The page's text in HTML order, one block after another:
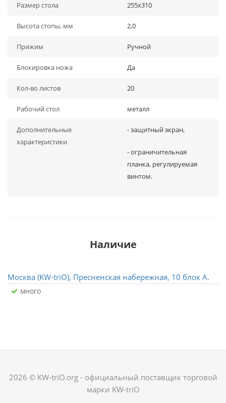
Размер стола 255х310
Высота стопы, мм 2,0
Прижим Ручной
Блокировка ножа Да
Кол-во листов 20
Рабочий стол металл
Дополнительные
характеристики
- защитный экран,
- ограничительная
планка, регулируемая
винтом.
Наличие
Москва (KW-triO), Пресненская набережная, 10 блок А.
Много
2026 © KW-triO.org - официальный поставщик торговой
марки KW-triO